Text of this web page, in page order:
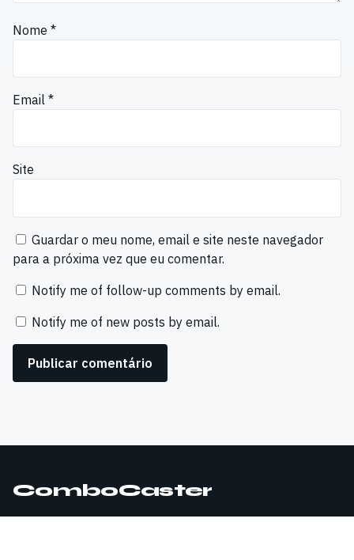
Nome *
Email *
Site
Guardar o meu nome, email e site neste navegador
para a próxima vez que eu comentar.
Notify me of follow-up comments by email.
Notify me of new posts by email.
ComboCaster